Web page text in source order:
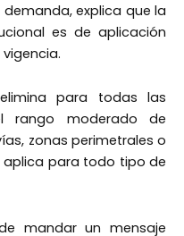
explica que la
es de aplicación
para todas las
rango moderado de
zonas perimetrales o
aplica para todo tipo de
mandar un mensaje